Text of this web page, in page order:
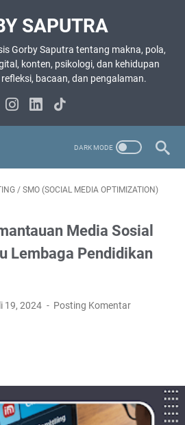
SAPUTRA
Gorby Saputra tentang makna, pola,
konten, psikologi, dan kehidupan
bacaan, dan pengalaman.
/ SMO (SOCIAL MEDIA OPTIMIZATION)
Media Sosial
Lembaga Pendidikan
19, 2024 Posting Komentar
media sosial penting untuk